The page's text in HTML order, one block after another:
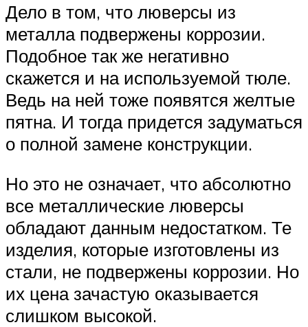
Дело в том, что люверсы из
металла подвержены коррозии.
Подобное так же негативно
скажется и на используемой тюле.
Ведь на ней тоже появятся желтые
пятна. И тогда придется задуматься
о полной замене конструкции.
Но это не означает, что абсолютно
все металлические люверсы
обладают данным недостатком. Те
изделия, которые изготовлены из
стали, не подвержены коррозии. Но
их цена зачастую оказывается
слишком высокой.